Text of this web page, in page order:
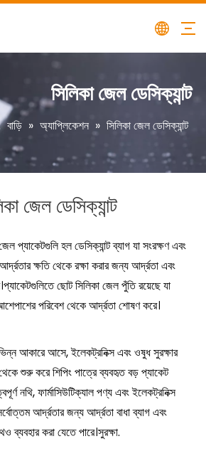
সিলিকা জেল ডেসিক্যান্ট
বাড়ি » অ্যাপ্লিকেশন » সিলিকা জেল ডেসিক্যান্ট
জেল ডেসিক্যান্ট
প্যাকেটগুলি হল ডেসিক্যান্ট ব্যাগ যা সংরক্ষণ এবং
ক্ষতি থেকে রক্ষা করার জন্য আর্দ্রতা এবং
ছোট সিলিকা জেল পুঁতি রয়েছে যা
পরিবেশ থেকে আর্দ্রতা শোষণ করে।
আকারে আসে, ইলেকট্রনিক্স এবং ওষুধ সুরক্ষার
শুরু করে শিপিং পাত্রে ব্যবহৃত বড় প্যাকেট
নথি, ফার্মাসিউটিক্যাল পণ্য এবং ইলেকট্রনিক্স
আর্দ্রতার জন্য আর্দ্রতা বাধা ব্যাগ এবং
ব্যবহার করা যেতে পারে।সুরক্ষা.